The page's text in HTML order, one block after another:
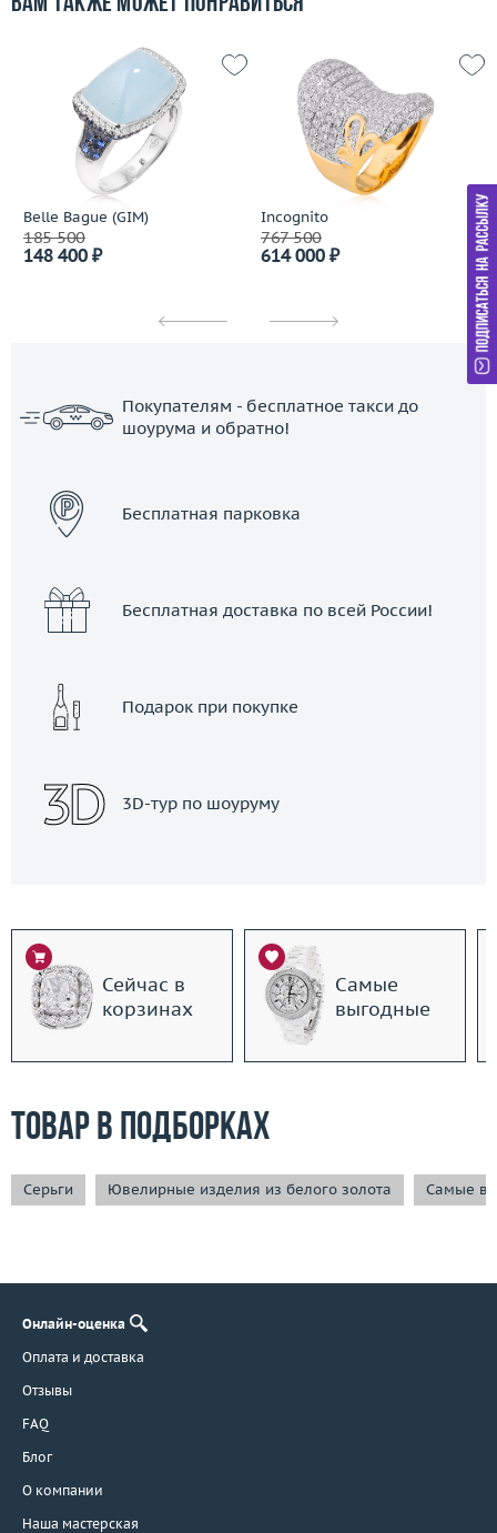
Belle Bague (GIM)
185 500
148 400 ₽
Incognito
767 500
614 000 ₽
Покупателям - бесплатное такси до
шоурума и обратно!
Бесплатная парковка
Бесплатная доставка по всей России!
Подарок при покупке
3D-тур по шоуруму
Сейчас в
корзинах
Самые
выгодные
Товар в подборках
Серьги Ювелирные изделия из белого золота Самые
Онлайн-оценка
Оплата и доставка
Отзывы
FAQ
Блог
О компании
Наша мастерская